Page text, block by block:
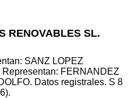
RENOVABLES SL.
SANZ LOPEZ
FERNANDEZ
Datos registrales. S 8